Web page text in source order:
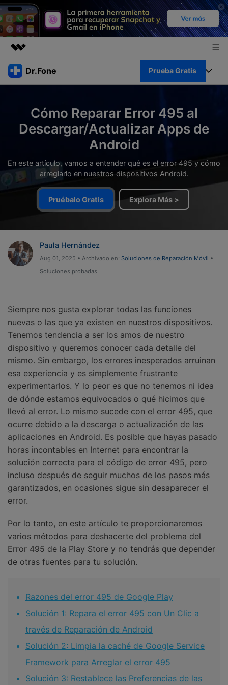
Productos destacados
Resumen
Soluciones
Quiénes somos
Tienda
Dr.Fone Prueba Gratis
Ver Kit Completo >
Productos
Para Celular
Herramientas Online
Descubre lo mejor de Dr.Fone
Blog
Transferencia de Datos
Gestor de Datos
Reparación de Móviles
Protección del Móvil
Encuentra Más Soluciones
Iniciar sesión
Cómo Reparar Error 495 al
Descargar/Actualizar Apps de
Android
En este artículo, vamos a entender qué es el error 495 y cómo
arreglarlo en nuestros dispositivos Android.
Pruébalo Gratis Explora Más >
Paula Hernández
Aug 01, 2025 • Archivado en: Soluciones de Reparación Móvil •
Soluciones probadas
Siempre nos gusta explorar todas las funciones
nuevas o las que ya existen en nuestros dispositivos.
Tenemos tendencia a ser los amos de nuestro
dispositivo y queremos conocer cada detalle del
mismo. Sin embargo, los errores inesperados arruinan
esa experiencia y es simplemente frustrante
experimentarlos. Y lo peor es que no tenemos ni idea
de dónde estamos equivocados o qué hicimos que
llevó al error. Lo mismo sucede con el error 495, que
ocurre debido a la descarga o actualización de las
aplicaciones en Android. Es posible que hayas pasado
horas incontables en Internet para encontrar la
solución correcta para el código de error 495, pero
incluso después de seguir muchos de los pasos más
garantizados, en ocasiones sigue sin desaparecer el
error.
Por lo tanto, en este artículo te proporcionaremos
varios métodos para deshacerte del problema del
Error 495 de la Play Store y no tendrás que depender
de otras fuentes para tu solución.
Razones del error 495 de Google Play
Solución 1: Repara el error 495 con Un Clic a
través de Reparación de Android
Solución 2: Limpia la caché de Google Service
Framework para Arreglar el error 495
Solución 3: Restablece las Preferencias de las